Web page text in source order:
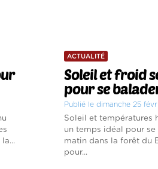
ACTUALITÉ
Soleil et froid
pour se
Publié le dimanche 25
Soleil et températures
un temps idéal pour se
matin dans la forêt du
pour...